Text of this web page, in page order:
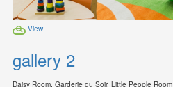
View
gallery 2
Daisy Room, Garderie du Soir, Little People Room